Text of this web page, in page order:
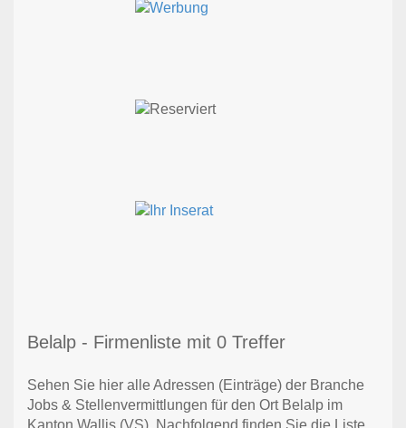
Belalp - Firmenliste mit 0 Treffer
Sehen Sie hier alle Adressen (Einträge) der Branche
Jobs & Stellenvermittlungen für den Ort Belalp im
Kanton Wallis (VS). Nachfolgend finden Sie die Liste